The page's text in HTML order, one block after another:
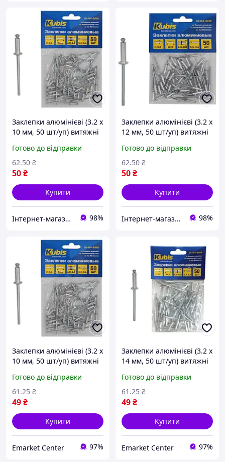
Заклепки алюмінієві (3.2 х
10 мм, 50 шт/уп) витяжні
Готово до відправки
50₴
62.50 ₴
Купити
Інтернет-магазин ELEKTROMAG 98%
Заклепки алюмінієві (3.2 х
12 мм, 50 шт/уп) витяжні
Готово до відправки
50₴
62.50 ₴
Купити
Інтернет-магазин ELEKTROMAG 98%
Заклепки алюмінієві (3.2 х
10 мм, 50 шт/уп) витяжні
Готово до відправки
49₴
61.25 ₴
Купити
Emarket Center 97%
Заклепки алюмінієві (3.2 х
14 мм, 50 шт/уп) витяжні
Готово до відправки
49₴
61.25 ₴
Купити
Emarket Center 97%